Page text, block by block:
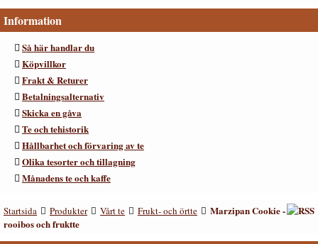
Information
Så här handlar du
Köpvillkor
Frakt & Returer
Betalningsalternativ
Skicka en gåva
Te och tehistorik
Hållbarhet och förvaring av te
Olika tesorter och tillagning
Månadens te och kaffe
Startsida Produkter Vårt te Frukt- och örtte
Marzipan Cookie -
rooibos och fruktte